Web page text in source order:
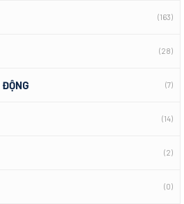
(163)
(28)
(7)
(14)
(2)
(0)